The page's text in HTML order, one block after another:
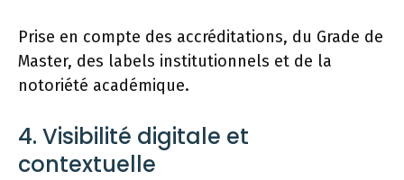
Prise en compte des accréditations, du Grade de
Master, des labels institutionnels et de la
notoriété académique.
4. Visibilité digitale et
contextuelle